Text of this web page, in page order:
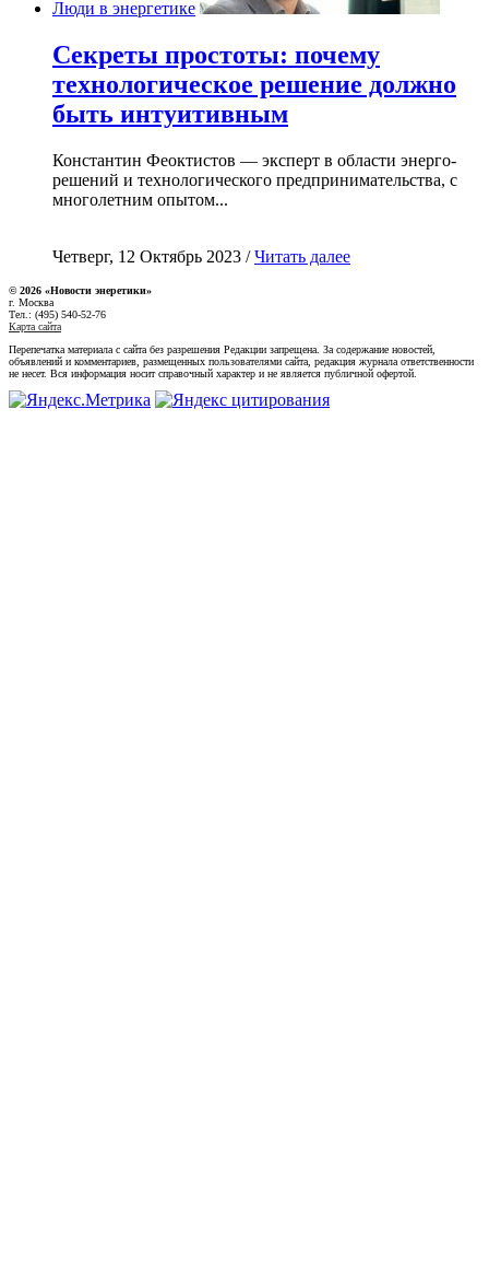
Люди в энергетике
Секреты простоты: почему
технологическое решение должно
быть интуитивным
Константин Феоктистов — эксперт в области энерго-
решений и технологического предпринимательства, с
многолетним опытом...
Четверг, 12 Октябрь 2023 /Читать далее
© 2026 «Новости энеретики»
г. Москва
Тел.: (495) 540-52-76
Карта сайта
Перепечатка материала с сайта без разрешения Редакции запрещена. За содержание новостей,
объявлений и комментариев, размещенных пользователями сайта, редакция журнала ответственности
не несет. Вся информация носит справочный характер и не является публичной офертой.